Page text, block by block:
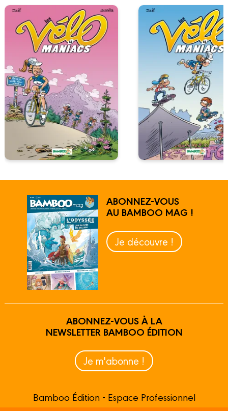
ABONNEZ-VOUS
AU BAMBOO MAG !
Je découvre !
ABONNEZ-VOUS À LA
NEWSLETTER BAMBOO ÉDITION
Je m'abonne !
Bamboo Édition - Espace Professionnel